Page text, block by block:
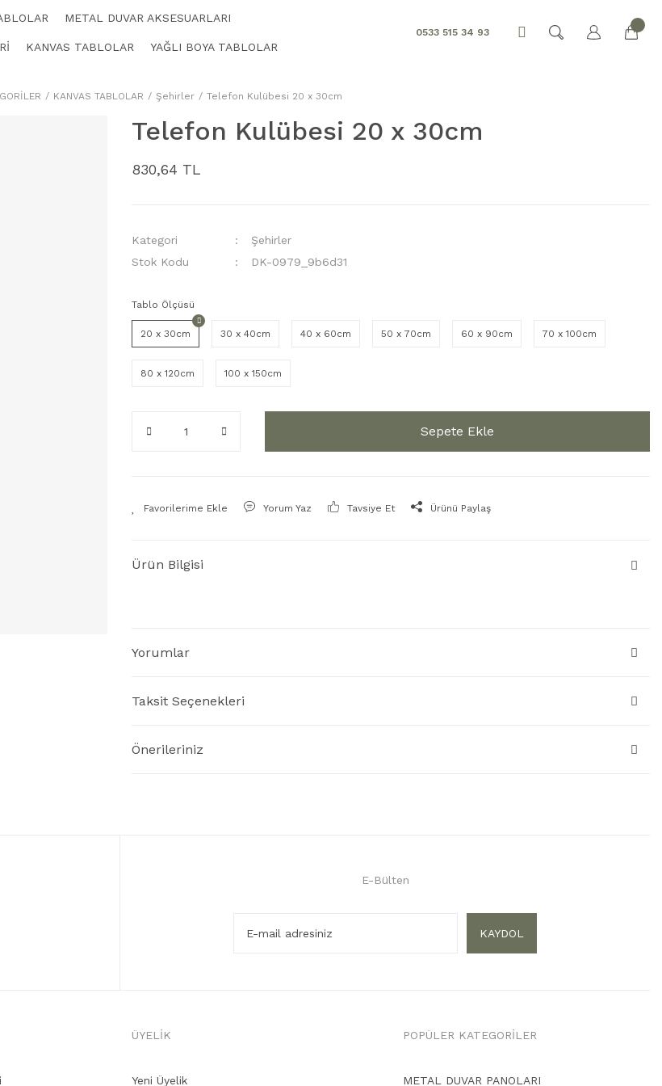
METAL DUVAR AKSESUARLARI
KANVAS TABLOLAR YAĞLI BOYA TABLOLAR
0533 515 34 93
KANVAS TABLOLAR Şehirler Telefon Kulübesi 20 x 30cm
Telefon Kulübesi 20 x 30cm
830,64 TL
Kategori
Şehirler
Stok Kodu
DK-0979_9b6d31
Tablo Ölçüsü
20 x 30cm 30 x 40cm 40 x 60cm 50 x 70cm 60 x 90cm 70 x 100cm
80 x 120cm 100 x 150cm
Sepete Ekle
Yorum Yaz Tavsiye Et Ürünü Paylaş
Ürün Bilgisi
Yorumlar
Taksit Seçenekleri
Önerileriniz
E-Bülten
KAYDOL
ÜYELİK
Yeni Üyelik
POPÜLER KATEGORİLER
METAL DUVAR PANOLARI